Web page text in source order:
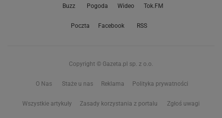
Buzz Pogoda Wideo Tok.FM
Poczta Facebook RSS
Copyright © Gazeta.pl sp. z o.o.
O Nas Staże u nas Reklama Polityka prywatności
Wszystkie artykuły Zasady korzystania z portalu Zgłoś uwagi